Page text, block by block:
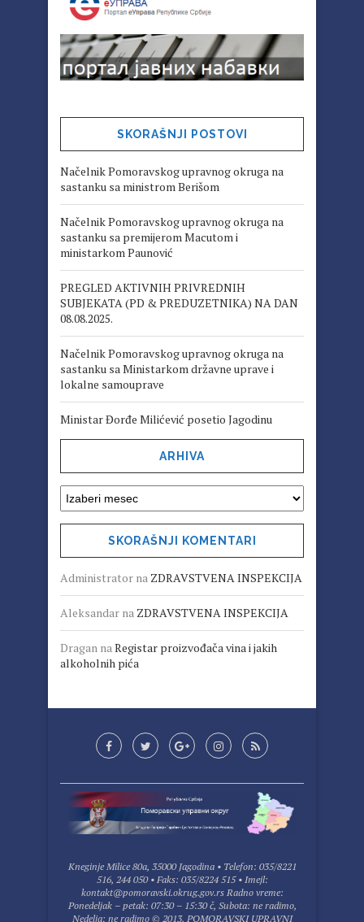
SKORAŠNJI POSTOVI
Načelnik Pomoravskog upravnog okruga na
sastanku sa ministrom Berišom
Načelnik Pomoravskog upravnog okruga na
sastanku sa premijerom Macutom i
ministarkom Paunović
PREGLED AKTIVNIH PRIVREDNIH
SUBJEKATA (PD & PREDUZETNIKA) NA DAN
08.08.2025.
Načelnik Pomoravskog upravnog okruga na
sastanku sa Ministarkom državne uprave i
lokalne samouprave
Ministar Đorđe Milićević posetio Jagodinu
ARHIVA
SKORAŠNJI KOMENTARI
Administrator na ZDRAVSTVENA INSPEKCIJA
Aleksandar na ZDRAVSTVENA INSPEKCIJA
Dragan na Registar proizvođača vina i jakih
alkoholnih pića
Kneginje Milice 80a, 35000 Jagodina • Telefon: 035/8221
516, 244 050 • Faks: 035/8224 515 • Imejl:
kontakt@pomoravski.okrug.gov.rs Radno vreme:
Ponedeljak – petak: 07:30 – 15:30 č, Subota: ne radimo,
Nedelja: ne radimo © 2013. POMORAVSKI UPRAVNI